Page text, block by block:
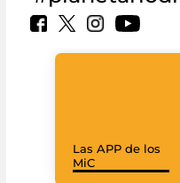
Las APP de los
MiC